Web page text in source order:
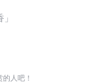
人吧！